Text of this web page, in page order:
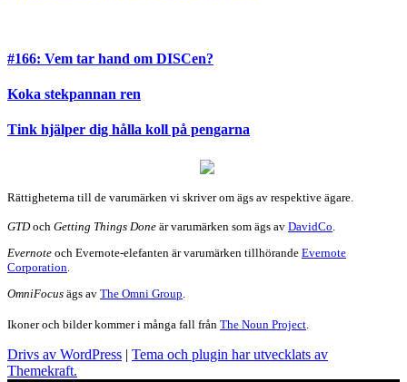
#166: Vem tar hand om DISCen?
Koka stekpannan ren
Tink hjälper dig hålla koll på pengarna
Rättigheterna till de varumärken vi skriver om ägs av respektive ägare.
GTDoch Getting Things Done är varumärken som ägs av DavidCo
Evernote och Evernote-elefanten är varumärken tillhörande Evernote
Corporation.
OmniFocus ägs av The Omni Group.
Ikoner och bilder kommer i många fall från The Noun Project.
Drivs av WordPress | Tema och plugin har utvecklats av
Themekraft.